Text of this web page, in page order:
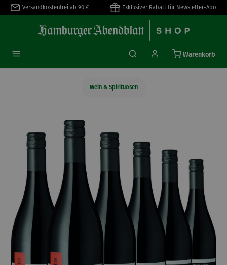
springen
Versandkostenfrei ab 90 € Exklusiver Rabatt für Newsletter-Abo
Warenkorb
Wein & Spirituosen
Bildergalerie überspringen